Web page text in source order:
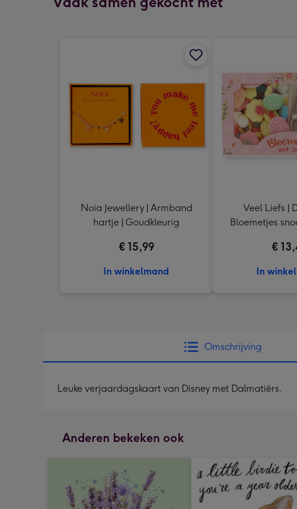
Noia Jewellery | Armband
hartje | Goudkleurig
€ 15,99
In winkelmand
Veel Liefs |
Bloemetjes
€
In
Omschrijving
Leuke verjaardagskaart van Disney met Dalmatiërs.
Anderen bekeken ook